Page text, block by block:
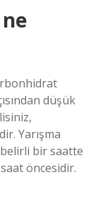
düşük
Yarışma
belirli bir saatte
öncesidir.